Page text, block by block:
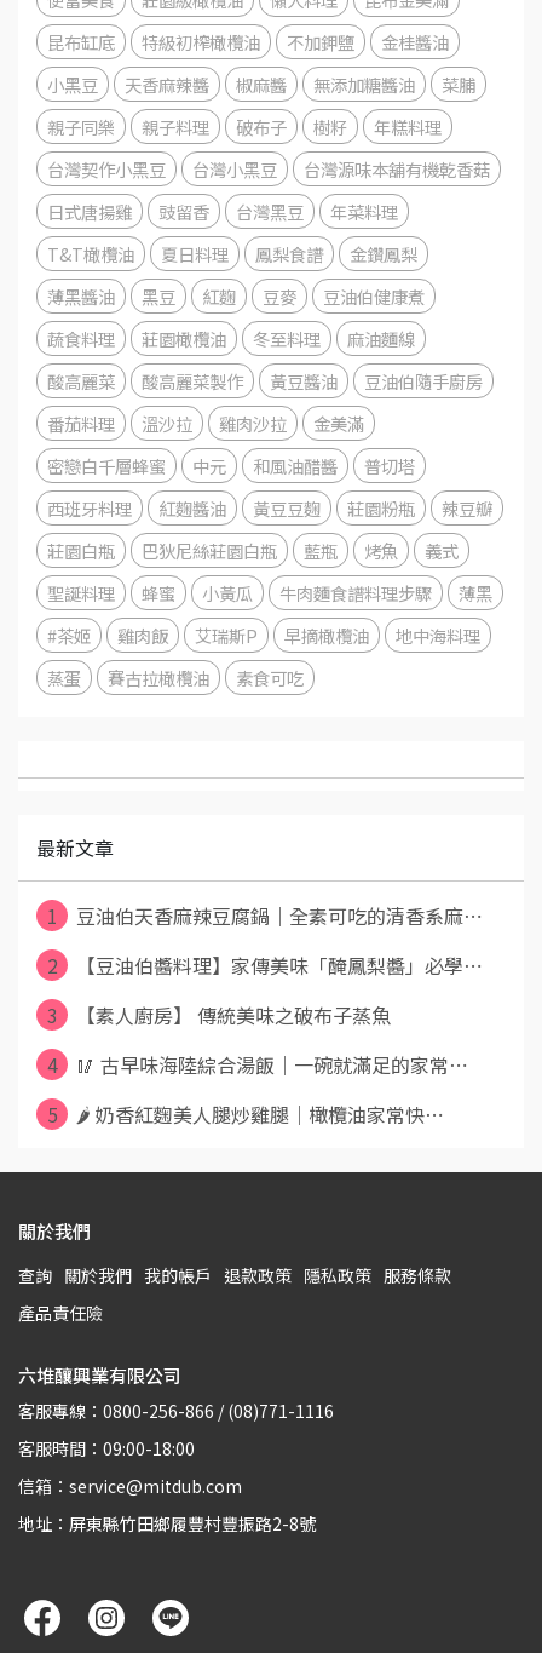
昆布缸底
特級初榨橄欖油 不加鉀鹽
金桂醬油
小黑豆
天香麻辣醬 椒麻醬 無添加糖醬油
菜脯
親子同樂
親子料理 破布子 樹籽
年糕料理
台灣契作小黑豆
台灣小黑豆
台灣源味本舖有機乾香菇
日式唐揚雞
豉留香 台灣黑豆
年菜料理
T&T橄欖油
夏日料理 鳳梨食譜
金鑽鳳梨
薄黑醬油
黑豆 紅麴 豆麥
豆油伯健康煮
蔬食料理
莊園橄欖油 冬至料理
麻油麵線
酸高麗菜
酸高麗菜製作 黃豆醬油
豆油伯隨手廚房
番茄料理
溫沙拉 雞肉沙拉
金美滿
密戀白千層蜂蜜
中元 和風油醋醬
普切塔
西班牙料理
紅麴醬油 黃豆豆麴 莊園粉瓶
辣豆瓣
莊園白瓶
巴狄尼絲莊園白瓶 藍瓶 烤魚
義式
聖誕料理
蜂蜜 小黃瓜 牛肉麵食譜料理步驟
薄黑
#茶姬
雞肉飯 艾瑞斯P 早摘橄欖油
地中海料理
蒸蛋
賽古拉橄欖油 素食可吃
最新文章
1
豆油伯天香麻辣豆腐鍋｜全素可吃的清香系麻⋯
2
【豆油伯醬料理】家傳美味「醃鳳梨醬」必學⋯
3
【素人廚房】 傳統美味之破布子蒸魚
4
🥢 古早味海陸綜合湯飯｜一碗就滿足的家常⋯
5
🌶️ 奶香紅麴美人腿炒雞腿｜橄欖油家常快⋯
關於我們
查詢 關於我們 我的帳戶 退款政策 隱私政策 服務條款
產品責任險
六堆釀興業有限公司
客服專線：0800-256-866 / (08)771-1116
客服時間：09:00-18:00
信箱：service@mitdub.com
地址：屏東縣竹田鄉履豐村豐振路2-8號